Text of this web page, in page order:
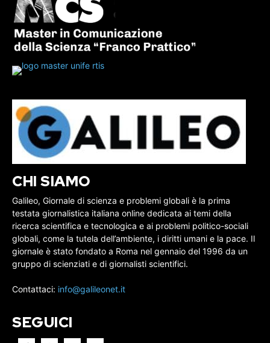
CHI SIAMO
Galileo, Giornale di scienza e problemi globali è la prima
testata giornalistica italiana online dedicata ai temi della
ricerca scientifica e tecnologica e ai problemi politico-sociali
globali, come la tutela dell’ambiente, i diritti umani e la pace. Il
giornale è stato fondato a Roma nel gennaio del 1996 da un
gruppo di scienziati e di giornalisti scientifici.
Contattaci: info@galileonet.it
SEGUICI